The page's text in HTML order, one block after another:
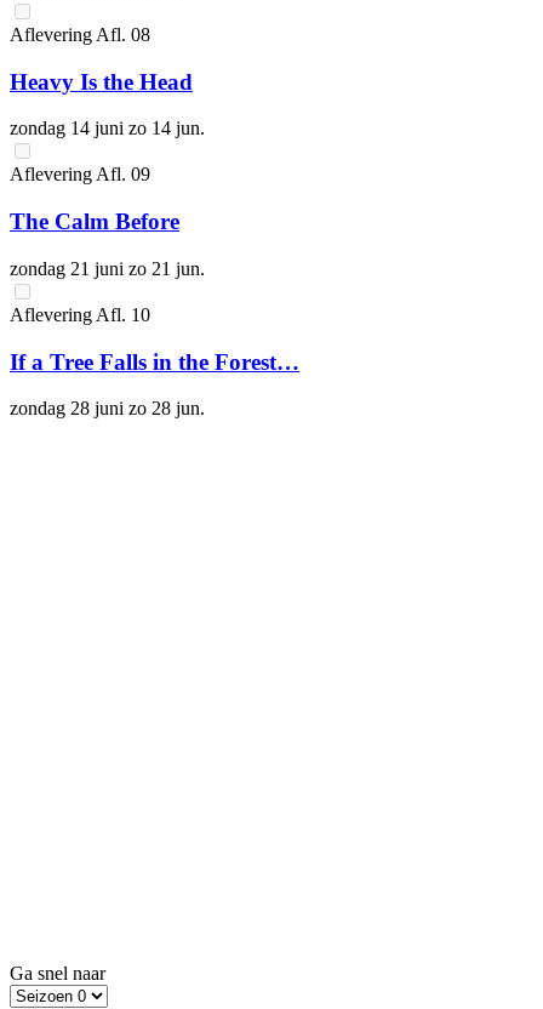
Aflevering Afl. 08
Heavy Is the Head
zondag 14 juni zo 14 jun.
Aflevering Afl. 09
The Calm Before
zondag 21 juni zo 21 jun.
Aflevering Afl. 10
If a Tree Falls in the Forest…
zondag 28 juni zo 28 jun.
Ga snel naar